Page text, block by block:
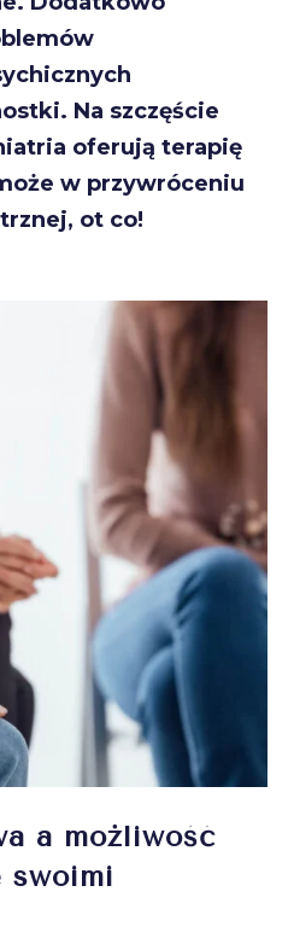
Na szczęście
oferują terapię
w przywróceniu
ot co!
a możliwość
swoimi